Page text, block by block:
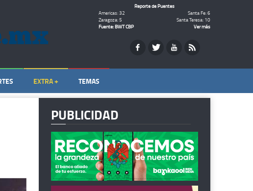
Reporte de Puentes
Americas: 32
Santa Fe: 6
Zaragoza: 5
Santa Teresa: 10
Fuente: BWT CBP
Ver más
EXTRA + TEMAS
PUBLICIDAD